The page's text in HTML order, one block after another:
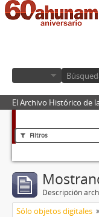
El Archivo Histórico de
Filtros
Descripción
Sólo objetos digitales